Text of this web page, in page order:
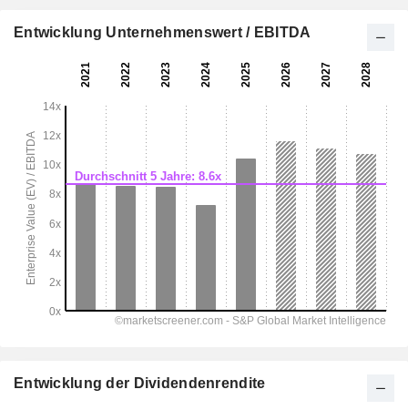
Entwicklung Unternehmenswert / EBITDA
Entwicklung der Dividendenrendite